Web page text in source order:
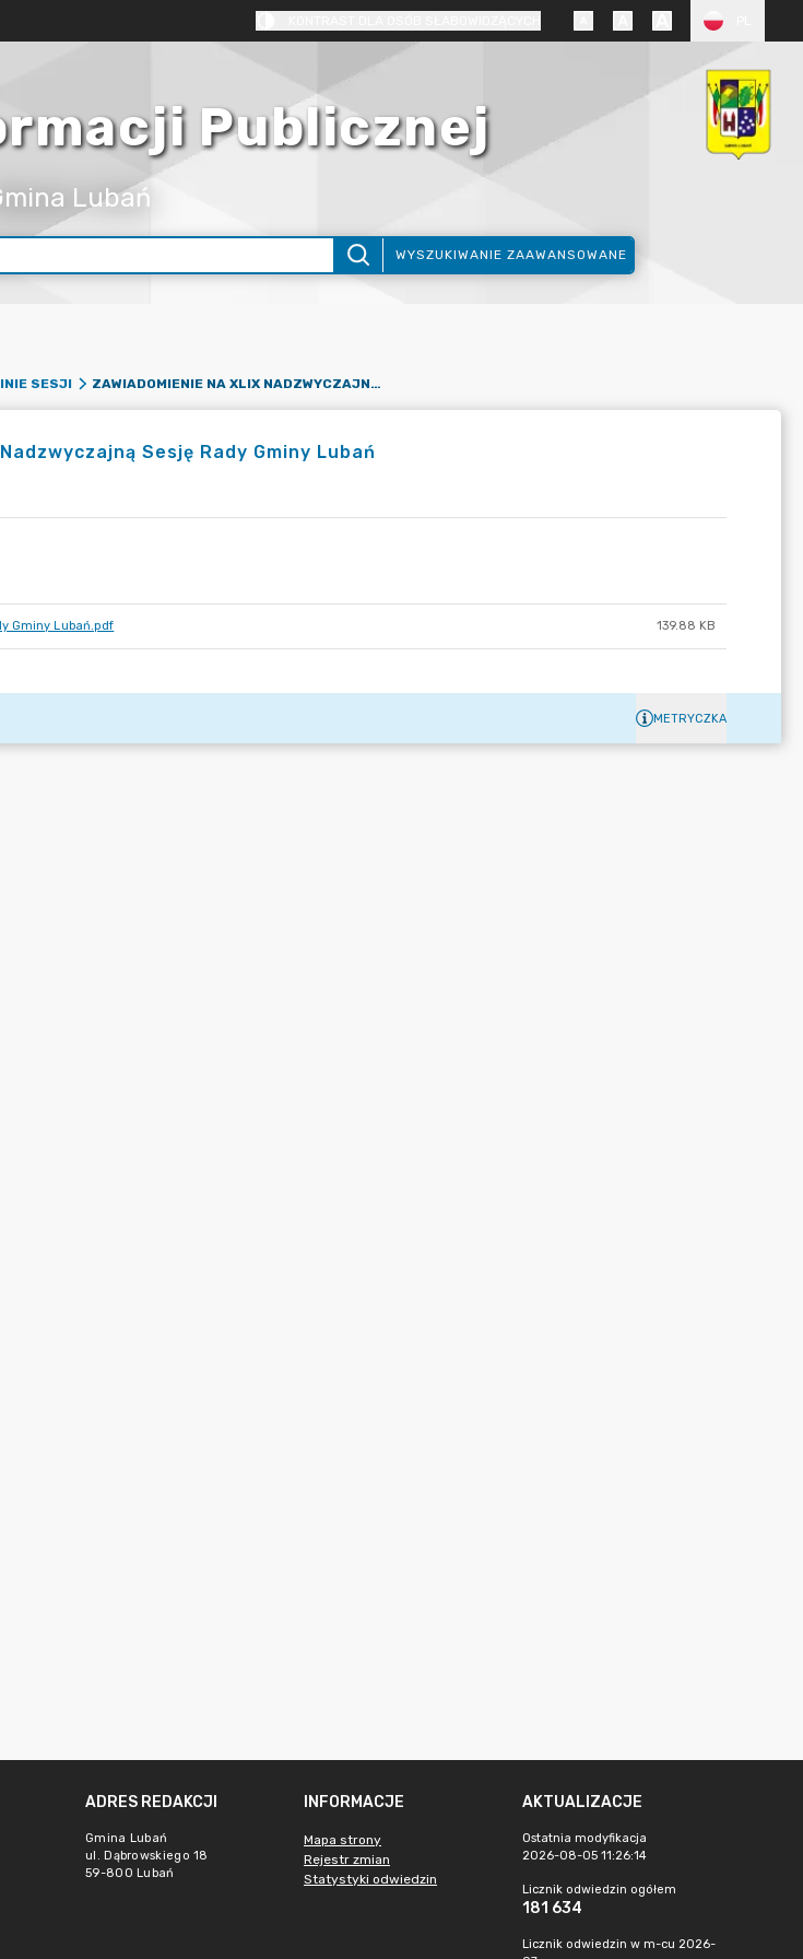
Publicznej
Lubań
WYSZUKIWANIE ZAAWANSOWANE
SESJI ZAWIADOMIENIE NA XLIX NADZWYCZAJNĄ SESJĘ RADY GMINY LUBAŃ
Sesję Rady Gminy Lubań
Gminy Lubań.pdf 139.88 KB
METRYCZKA
ADRES REDAKCJI
Gmina Lubań
ul. Dąbrowskiego 18
59-800 Lubań
INFORMACJE
Mapa strony
Rejestr zmian
Statystyki odwiedzin
AKTUALIZACJE
Ostatnia modyfikacja
2026-08-05 11:26:14
Licznik odwiedzin ogółem
181 634
Licznik odwiedzin w m-cu 2026-